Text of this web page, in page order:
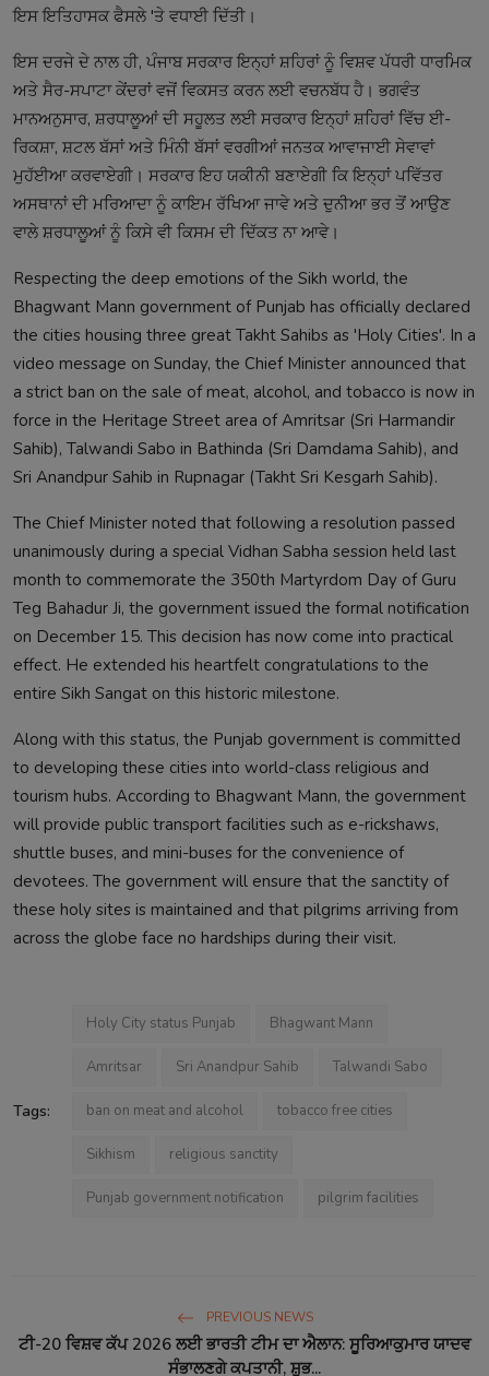
ਇਸ ਇਤਿਹਾਸਕ ਫੈਸਲੇ 'ਤੇ ਵਧਾਈ ਦਿੱਤੀ।
ਇਸ ਦਰਜੇ ਦੇ ਨਾਲ ਹੀ, ਪੰਜਾਬ ਸਰਕਾਰ ਇਨ੍ਹਾਂ ਸ਼ਹਿਰਾਂ ਨੂੰ ਵਿਸ਼ਵ ਪੱਧਰੀ ਧਾਰਮਿਕ
ਅਤੇ ਸੈਰ-ਸਪਾਟਾ ਕੇਂਦਰਾਂ ਵਜੋਂ ਵਿਕਸਤ ਕਰਨ ਲਈ ਵਚਨਬੱਧ ਹੈ। ਭਗਵੰਤ
ਮਾਨਅਨੁਸਾਰ, ਸ਼ਰਧਾਲੂਆਂ ਦੀ ਸਹੂਲਤ ਲਈ ਸਰਕਾਰ ਇਨ੍ਹਾਂ ਸ਼ਹਿਰਾਂ ਵਿੱਚ ਈ-
ਰਿਕਸ਼ਾ, ਸ਼ਟਲ ਬੱਸਾਂ ਅਤੇ ਮਿੰਨੀ ਬੱਸਾਂ ਵਰਗੀਆਂ ਜਨਤਕ ਆਵਾਜਾਈ ਸੇਵਾਵਾਂ
ਮੁਹੱਈਆ ਕਰਵਾਏਗੀ। ਸਰਕਾਰ ਇਹ ਯਕੀਨੀ ਬਣਾਏਗੀ ਕਿ ਇਨ੍ਹਾਂ ਪਵਿੱਤਰ
ਅਸਥਾਨਾਂ ਦੀ ਮਰਿਆਦਾ ਨੂੰ ਕਾਇਮ ਰੱਖਿਆ ਜਾਵੇ ਅਤੇ ਦੁਨੀਆ ਭਰ ਤੋਂ ਆਉਣ
ਵਾਲੇ ਸ਼ਰਧਾਲੂਆਂ ਨੂੰ ਕਿਸੇ ਵੀ ਕਿਸਮ ਦੀ ਦਿੱਕਤ ਨਾ ਆਵੇ।
Respecting the deep emotions of the Sikh world, the
Bhagwant Mann government of Punjab has officially declared
the cities housing three great Takht Sahibs as 'Holy Cities'. In a
video message on Sunday, the Chief Minister announced that
a strict ban on the sale of meat, alcohol, and tobacco is now in
force in the Heritage Street area of Amritsar (Sri Harmandir
Sahib), Talwandi Sabo in Bathinda (Sri Damdama Sahib), and
Sri Anandpur Sahib in Rupnagar (Takht Sri Kesgarh Sahib).
The Chief Minister noted that following a resolution passed
unanimously during a special Vidhan Sabha session held last
month to commemorate the 350th Martyrdom Day of Guru
Teg Bahadur Ji, the government issued the formal notification
on December 15. This decision has now come into practical
effect. He extended his heartfelt congratulations to the
entire Sikh Sangat on this historic milestone.
Along with this status, the Punjab government is committed
to developing these cities into world-class religious and
tourism hubs. According to Bhagwant Mann, the government
will provide public transport facilities such as e-rickshaws,
shuttle buses, and mini-buses for the convenience of
devotees. The government will ensure that the sanctity of
these holy sites is maintained and that pilgrims arriving from
across the globe face no hardships during their visit.
Tags:
Holy City status Punjab Bhagwant Mann
Amritsar Sri Anandpur Sahib Talwandi Sabo
ban on meat and alcohol tobacco free cities
Sikhism religious sanctity
Punjab government notification pilgrim facilities
PREVIOUS NEWS
ਟੀ-20 ਵਿਸ਼ਵ ਕੱਪ 2026 ਲਈ ਭਾਰਤੀ ਟੀਮ ਦਾ ਐਲਾਨ: ਸੂਰਿਆਕੁਮਾਰ ਯਾਦਵ
ਸੰਭਾਲਣਗੇ ਕਪਤਾਨੀ, ਸ਼ੁਭ...